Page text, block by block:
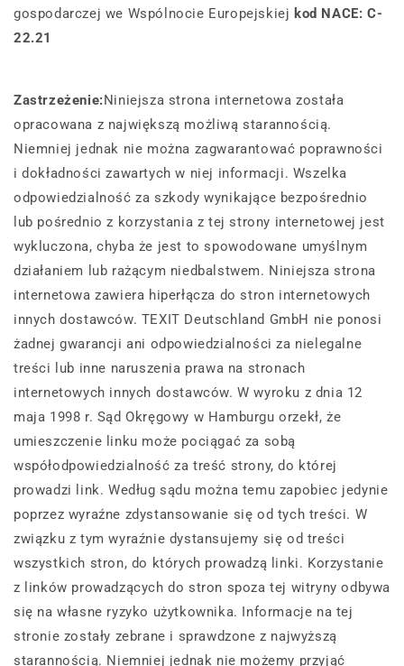
gospodarczej we Wspólnocie Europejskiej kod NACE: C-
22.21
Zastrzeżenie:Niniejsza strona internetowa została
opracowana z największą możliwą starannością.
Niemniej jednak nie można zagwarantować poprawności
i dokładności zawartych w niej informacji. Wszelka
odpowiedzialność za szkody wynikające bezpośrednio
lub pośrednio z korzystania z tej strony internetowej jest
wykluczona, chyba że jest to spowodowane umyślnym
działaniem lub rażącym niedbalstwem. Niniejsza strona
internetowa zawiera hiperłącza do stron internetowych
innych dostawców. TEXIT Deutschland GmbH nie ponosi
żadnej gwarancji ani odpowiedzialności za nielegalne
treści lub inne naruszenia prawa na stronach
internetowych innych dostawców. W wyroku z dnia 12
maja 1998 r. Sąd Okręgowy w Hamburgu orzekł, że
umieszczenie linku może pociągać za sobą
współodpowiedzialność za treść strony, do której
prowadzi link. Według sądu można temu zapobiec jedynie
poprzez wyraźne zdystansowanie się od tych treści. W
związku z tym wyraźnie dystansujemy się od treści
wszystkich stron, do których prowadzą linki. Korzystanie
z linków prowadzących do stron spoza tej witryny odbywa
się na własne ryzyko użytkownika. Informacje na tej
stronie zostały zebrane i sprawdzone z najwyższą
starannością. Niemniej jednak nie możemy przyjąć